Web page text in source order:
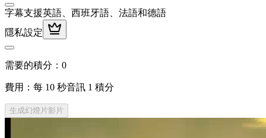
字幕支援英語、西班牙語、法語和德語
隱私設定
需要的積分： 0
費用：每 10 秒音訊 1 積分
生成幻燈片影片